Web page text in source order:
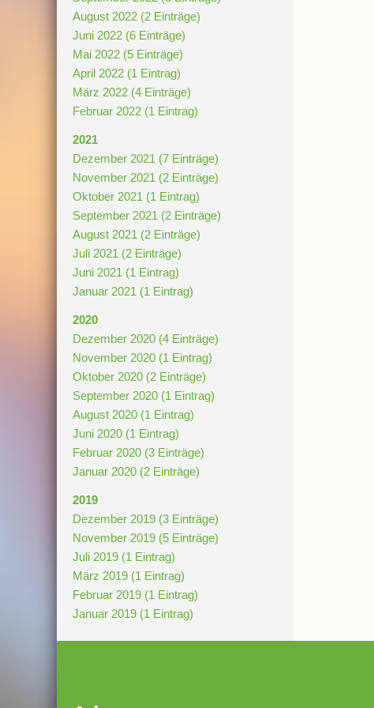
August 2022 (2 Einträge)
Juni 2022 (6 Einträge)
Mai 2022 (5 Einträge)
April 2022 (1 Eintrag)
März 2022 (4 Einträge)
Februar 2022 (1 Eintrag)
2021
Dezember 2021 (7 Einträge)
November 2021 (2 Einträge)
Oktober 2021 (1 Eintrag)
September 2021 (2 Einträge)
August 2021 (2 Einträge)
Juli 2021 (2 Einträge)
Juni 2021 (1 Eintrag)
Januar 2021 (1 Eintrag)
2020
Dezember 2020 (4 Einträge)
November 2020 (1 Eintrag)
Oktober 2020 (2 Einträge)
September 2020 (1 Eintrag)
August 2020 (1 Eintrag)
Juni 2020 (1 Eintrag)
Februar 2020 (3 Einträge)
Januar 2020 (2 Einträge)
2019
Dezember 2019 (3 Einträge)
November 2019 (5 Einträge)
Juli 2019 (1 Eintrag)
März 2019 (1 Eintrag)
Februar 2019 (1 Eintrag)
Januar 2019 (1 Eintrag)